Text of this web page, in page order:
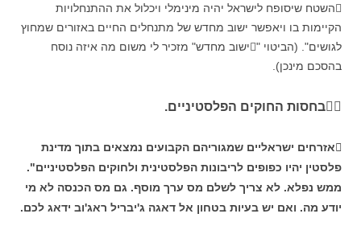
השטח שיסופח לישראל יהיה מינימלי ויכלול את ההתנחלויות
הקיימות בו ויאפשר ישוב מחדש של מתנחלים החיים באזורים שמחוץ
לגושים". (הביטוי "ישוב מחדש" מזכיר לי משום מה איזה נוסח
בהסכם מינכן).
בחסות החוקים הפלסטיניים.
אזרחים ישראליים שמגוריהם הקבועים נמצאים בתוך מדינת
פלסטין יהיו כפופים לריבונות הפלסטינית ולחוקים הפלסטיניים".
ממש נפלא. לא צריך לשלם מס ערך מוסף. גם מס הכנסה לא מי
יודע מה. ואם יש בעיות בטחון אל דאגה ג'יבריל ראג'וב ידאג לכם.